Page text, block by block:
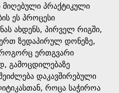
მიღებული პრაქტიკული
ეს პროცესი
ახდენს, პირველ რიგში,
ზედაპირულ დონეზე,
ერთგვარი
გამოცდილებაზე
დაკავშირებული
როცა საჭიროა